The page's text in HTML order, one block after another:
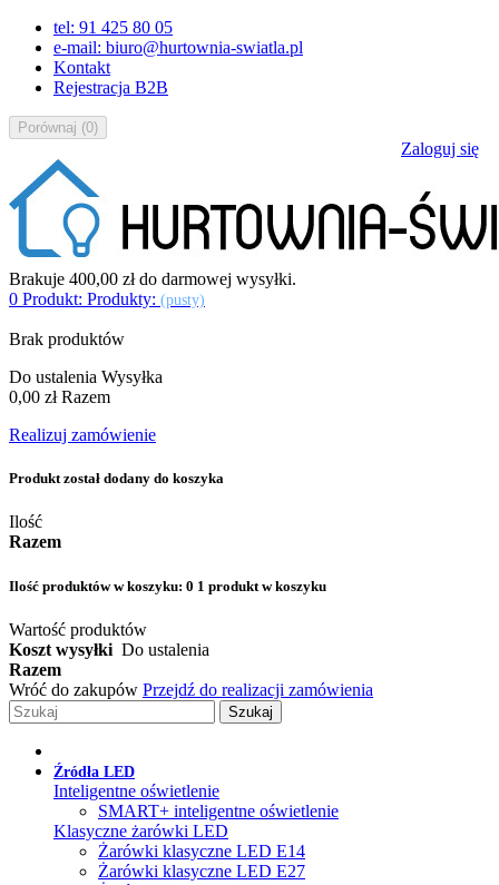
tel: 91 425 80 05
e-mail: biuro@hurtownia-swiatla.pl
Kontakt
Rejestracja B2B
Porównaj (0)
Zaloguj się
Brakuje 400,00 złdo darmowej wysyłki.
0 Produkt: Produkty: (pusty)
Brak produktów
Do ustalenia Wysyłka
0,00 zł Razem
Realizuj zamówienie
Produkt został dodany do koszyka
Ilość
Razem
Ilość produktów w koszyku: 0 1 produkt w koszyku
Wartość produktów
Koszt wysyłki Do ustalenia
Razem
Wróć do zakupów Przejdź do realizacji zamówienia
Szukaj
Źródła LED
Inteligentne oświetlenie
SMART+ inteligentne oświetlenie
Klasyczne żarówki LED
Żarówki klasyczne LED E14
Żarówki klasyczne LED E27